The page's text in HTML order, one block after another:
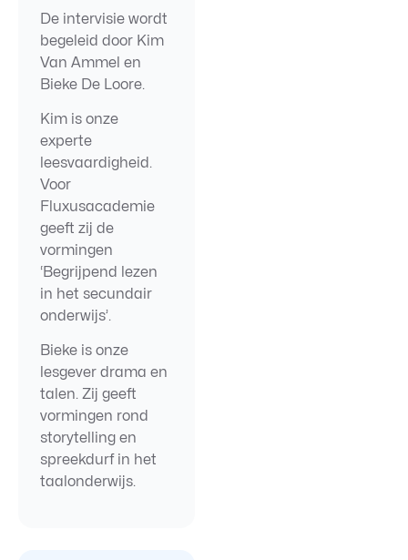
De intervisie wordt
begeleid door Kim
Van Ammel en
Bieke De Loore.
Kim is onze
experte
leesvaardigheid.
Voor
Fluxusacademie
geeft zij de
vormingen
‘Begrijpend lezen
in het secundair
onderwijs’.
Bieke is onze
lesgever drama en
talen. Zij geeft
vormingen rond
storytelling en
spreekdurf in het
taalonderwijs.